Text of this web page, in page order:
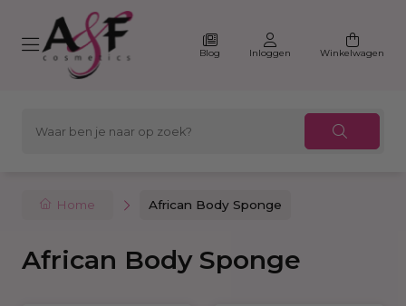
Blog Inloggen Winkelwagen
Home African Body Sponge
African Body Sponge